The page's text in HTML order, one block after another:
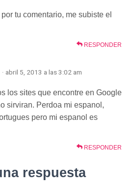
tu comentario, me subiste el
RESPONDER
· abril 5, 2013 a las 3:02 am
los sites que encontre en Google
sirviran. Perdoa mi espanol,
pero mi espanol es
RESPONDER
respuesta